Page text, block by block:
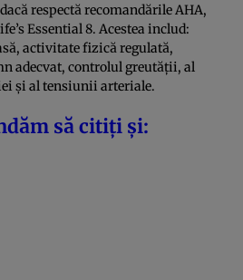
dacă respectă recomandările AHA,
Essential 8. Acestea includ:
activitate fizică regulată,
adecvat, controlul greutății, al
și al tensiunii arteriale.
să citiți și: